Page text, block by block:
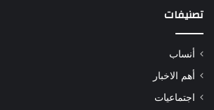
تصنيفات
أنساب
أهم الاخبار
اجتماعيات